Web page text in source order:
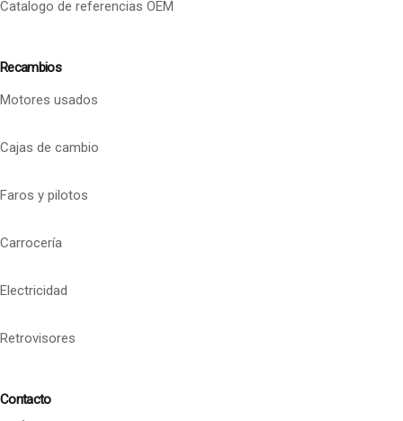
Catalogo de referencias OEM
Recambios
Motores usados
Cajas de cambio
Faros y pilotos
Carrocería
Electricidad
Retrovisores
Contacto